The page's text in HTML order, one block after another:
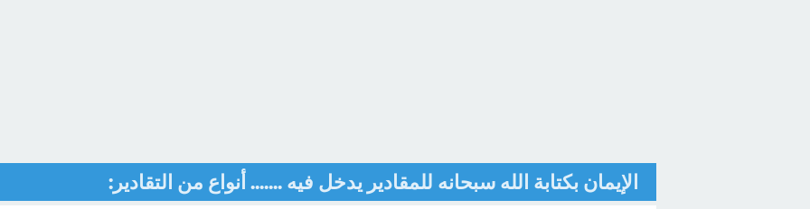
الإيمان بكتابة الله سبحانه للمقادير يدخل فيه ....... أنواع من التقادير: